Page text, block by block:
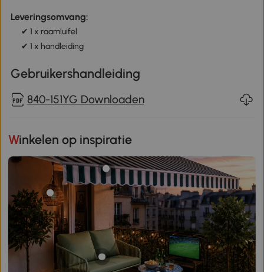
Leveringsomvang:
✔ 1 x raamluifel
✔ 1 x handleiding
Gebruikershandleiding
840-151YG Downloaden
Winkelen op inspiratie